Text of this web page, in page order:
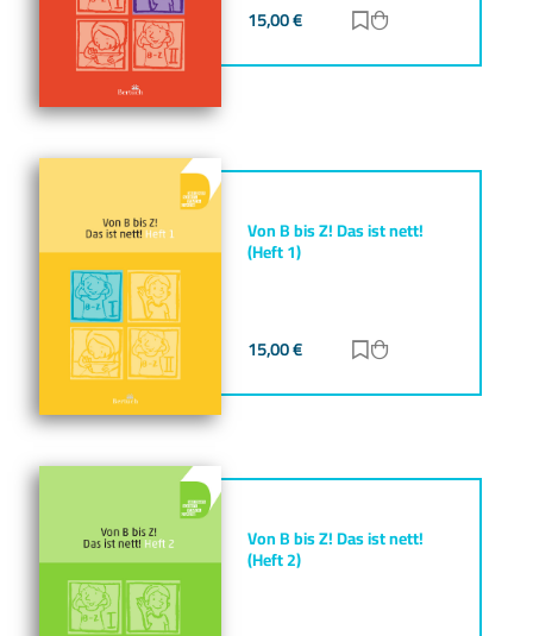
15,00€ Zur Merkliste
Von B bis Z! Das ist nett!
(Heft 1)
15,00€ Zur Merkliste
Von B bis Z! Das ist nett!
(Heft 2)